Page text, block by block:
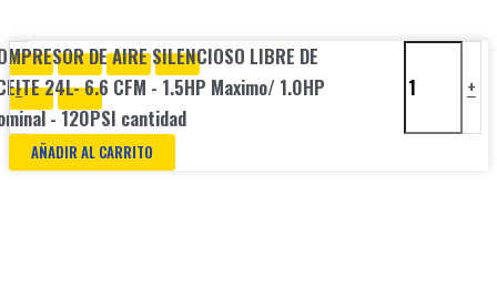
-
DE AIRE SILENCIOSO LIBRE DE
24L- 6.6 CFM - 1.5HP Maximo/ 1.0HP
- 120PSI cantidad
+
AÑADIR AL CARRITO